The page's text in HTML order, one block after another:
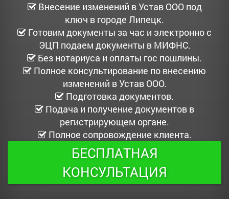
Внесение изменений в Устав ООО под
ключ в городе Липецк.
Готовим документы за час и электронно с
ЭЦП подаем документы в МИФНС.
Без нотариуса и оплаты гос пошлины.
Полное консультирование по внесению
изменений в Устав ООО.
Подготовка документов.
Подача и получение документов в
регистрирующем органе.
Полное сопровождение клиента.
БЕСПЛАТНАЯ
КОНСУЛЬТАЦИЯ